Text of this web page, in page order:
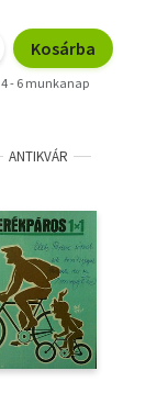
Kosárba
4 - 6 munkanap
ANTIKVÁR